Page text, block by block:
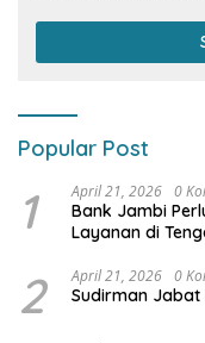
Popular Post
1 April 21, 2026 0
Bank Jambi
Layanan di
2 April 21, 2026 0
Sudirman